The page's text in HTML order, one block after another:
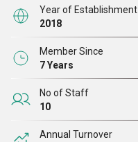
Year of Establishment
2018
Member Since
7 Years
No of Staff
10
Annual Turnover